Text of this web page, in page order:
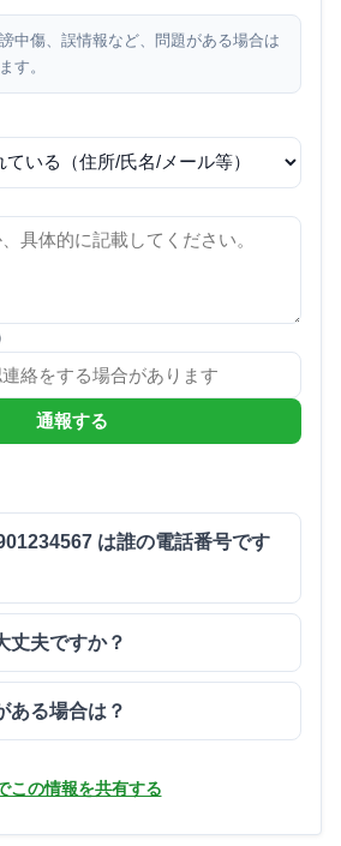
中傷、誤情報など、問題がある場合は
す。
通報する
は誰の電話番号です
丈夫ですか？
ある場合は？
この情報を共有する